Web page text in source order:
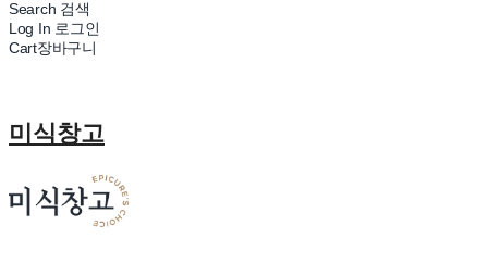
Search 검색
Log In 로그인
Cart장바구니
미식창고